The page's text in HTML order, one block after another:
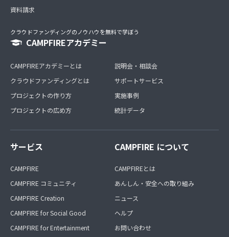
資料請求
クラウドファンディングのノウハウを無料で学ぼう
CAMPFIREアカデミー
CAMPFIREアカデミーとは
クラウドファンディングとは
プロジェクトの作り方
プロジェクトの広め方
説明会・相談会
サポートサービス
実施事例
統計データ
サービス
CAMPFIRE
CAMPFIRE コミュニティ
CAMPFIRE Creation
CAMPFIRE for Social Good
CAMPFIRE for Entertainment
CAMPFIRE について
CAMPFIREとは
あんしん・安全への取り組み
ニュース
ヘルプ
お問い合わせ